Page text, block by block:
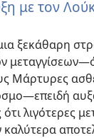
με τον
ξεκάθαρη
Μάρτυρες
λιγότερες
καλύτερα